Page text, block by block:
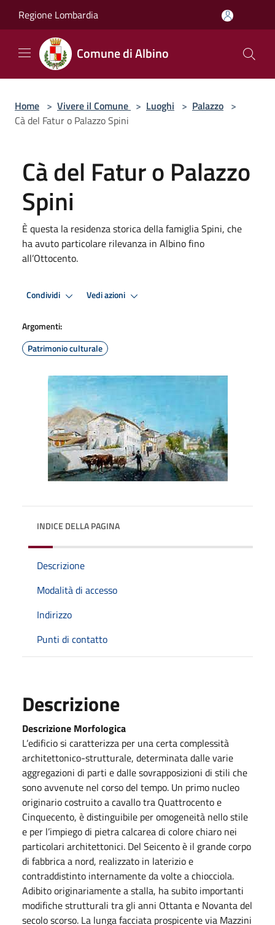
Regione Lombardia
Comune di Albino
Home > Vivere il Comune > Luoghi > Palazzo >
Cà del Fatur o Palazzo Spini
Cà del Fatur o Palazzo
Spini
È questa la residenza storica della famiglia Spini, che
ha avuto particolare rilevanza in Albino fino
all’Ottocento.
Condividi Vedi azioni
Argomenti:
Patrimonio culturale
INDICE DELLA PAGINA
Descrizione
Modalità di accesso
Indirizzo
Punti di contatto
Descrizione
Descrizione Morfologica
L’edificio si caratterizza per una certa complessità
architettonico-strutturale, determinata dalle varie
aggregazioni di parti e dalle sovrapposizioni di stili che
sono avvenute nel corso del tempo. Un primo nucleo
originario costruito a cavallo tra Quattrocento e
Cinquecento, è distinguibile per omogeneità nello stile
e per l’impiego di pietra calcarea di colore chiaro nei
particolari architettonici. Del Seicento è il grande corpo
di fabbrica a nord, realizzato in laterizio e
contraddistinto internamente da volte a chiocciola.
Adibito originariamente a stalla, ha subito importanti
modifiche strutturali tra gli anni Ottanta e Novanta del
secolo scorso. La lunga facciata prospicente via Mazzini